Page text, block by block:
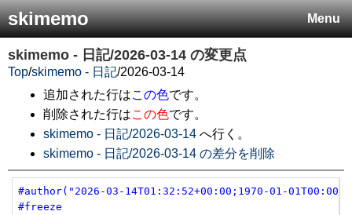
Menu
skimemo
skimemo - 日記/2026-03-14 の変更点
Top/skimemo - 日記/2026-03-14
追加された行はこの色です。
削除された行はこの色です。
skimemo - 日記/2026-03-14 へ行く。
skimemo - 日記/2026-03-14 の差分を削除
#author("2026-03-14T01:32:52+00:00;1970-01-
#freeze